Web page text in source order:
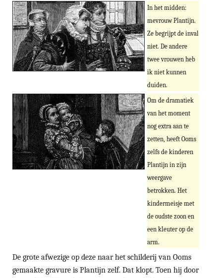
In het midden:
mevrouw Plantijn.
Ze begrijpt de inval
niet. De andere
twee vrouwen heb
ik niet kunnen
duiden.
Om de dramatiek
van het moment
nog extra aan te
zetten, heeft Ooms
zelfs de kinderen
Plantijn in zijn
weergave
betrokken. Het
kindermeisje met
de oudste zoon en
een kleuter op de
arm.
De grote afwezige op deze naar het schilderij van Ooms
gemaakte gravure is Plantijn zelf. Dat klopt. Toen hij door